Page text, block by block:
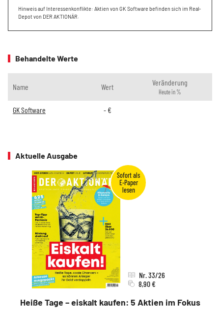
Hinweis auf Interessenkonflikte: Aktien von GK Software befinden sich im Real-
Depot von DER AKTIONÄR.
Behandelte Werte
Name Wert Veränderung
Heute in %
GK Software -€
Aktuelle Ausgabe
Heiße Tage – eiskalt kaufen: 5 Aktien im Fokus
Nr. 33/26
8,90 €